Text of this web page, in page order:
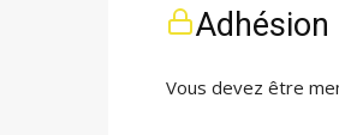
Adhésion
Vous devez être